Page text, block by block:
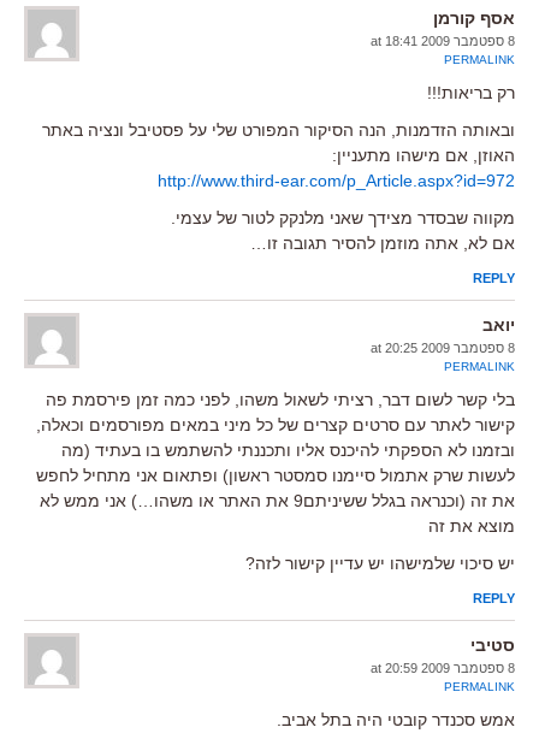
אסף קורמן
8 ספטמבר 2009 at 18:41
PERMALINK
רק בריאות!!!
ובאותה הזדמנות, הנה הסיקור המפורט שלי על פסטיבל ונציה באתר
האוזן, אם מישהו מתעניין:
http://www.third-ear.com/p_Article.aspx?id=972
מקווה שבסדר מצידך שאני מלנקק לטור של עצמי.
אם לא, אתה מוזמן להסיר תגובה זו…
REPLY
יואב
8 ספטמבר 2009 at 20:25
PERMALINK
בלי קשר לשום דבר, רציתי לשאול משהו, לפני כמה זמן פירסמת פה
קישור לאתר עם סרטים קצרים של כל מיני במאים מפורסמים וכאלה,
ובזמנו לא הספקתי להיכנס אליו ותכננתי להשתמש בו בעתיד (מה
לעשות שרק אתמול סיימנו סמסטר ראשון) ופתאום אני מתחיל לחפש
את זה (וכנראה בגלל ששיניתם9 את האתר או משהו…) אני ממש לא
מוצא את זה
יש סיכוי שלמישהו יש עדיין קישור לזה?
REPLY
סטיבי
8 ספטמבר 2009 at 20:59
PERMALINK
אמש סכנדר קובטי היה בתל אביב.